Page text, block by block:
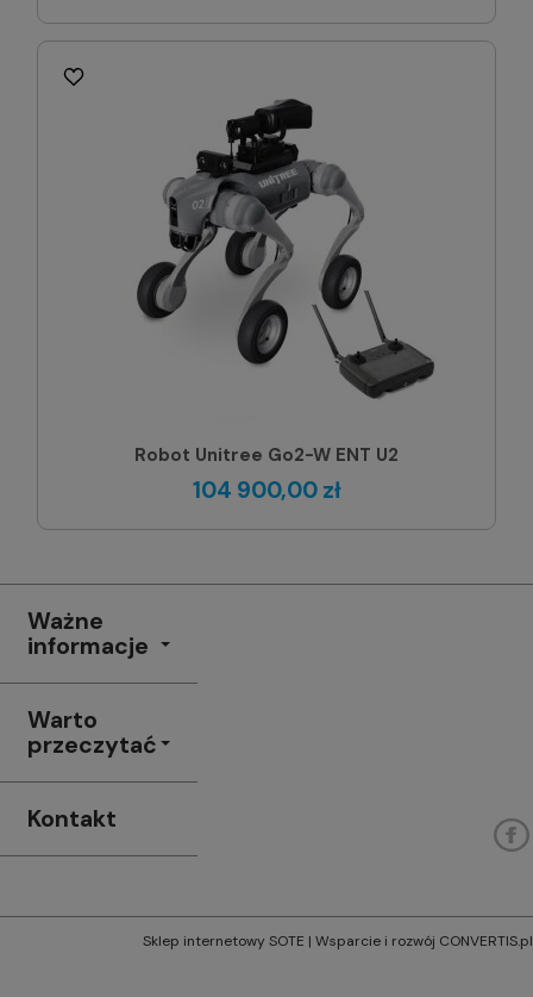
Robot Unitree Go2-W ENT U2
104 900,00 zł
Ważne
informacje
Warto
przeczytać
Kontakt
Sklep internetowy SOTE | Wsparcie i rozwój CONVERTIS.pl